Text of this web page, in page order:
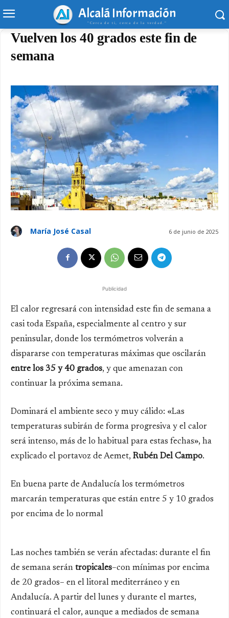
Alcalá Información
"Cerca de ti, cerca de la verdad."
Vuelven los 40 grados este fin de
semana
6 de junio de 2025
María José Casal
Publicidad
El calor regresará con intensidad este fin de semana a
casi toda España, especialmente al centro y sur
peninsular, donde los termómetros volverán a
dispararse con temperaturas máximas que oscilarán
entre los 35 y 40 grados, y que amenazan con
continuar la próxima semana.
Dominará el ambiente seco y muy cálido: «Las
temperaturas subirán de forma progresiva y el calor
será intenso, más de lo habitual para estas fechas», ha
explicado el portavoz de Aemet, Rubén Del Campo.
En buena parte de Andalucía los termómetros
marcarán temperaturas que están entre 5 y 10 grados
por encima de lo normal
Las noches también se verán afectadas: durante el fin
de semana serán tropicales–con mínimas por encima
de 20 grados– en el litoral mediterráneo y en
Andalucía. A partir del lunes y durante el martes,
continuará el calor, aunque a mediados de semana